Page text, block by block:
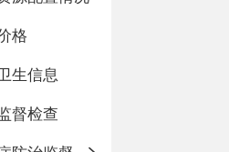
格
生信息
督检查